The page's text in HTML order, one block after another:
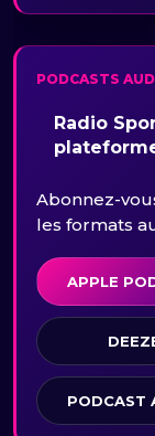
PODCASTS
Radio
Abonnez-
les formats
APPLE
PODCAST